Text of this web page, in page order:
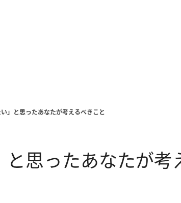
い」と思ったあなたが考えるべきこと
と思ったあなたが考